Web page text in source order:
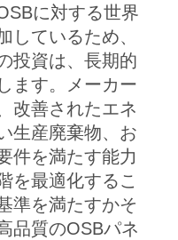
に対する世界
しているため、
投資は、長期的
ます。メーカー
改善されたエネ
生産廃棄物、お
件を満たす能力
を最適化するこ
準を満たすかそ
品質のOSBパネ